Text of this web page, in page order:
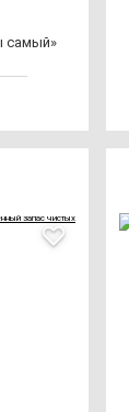
са­мый»